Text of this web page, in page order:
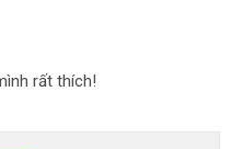
rất thích!